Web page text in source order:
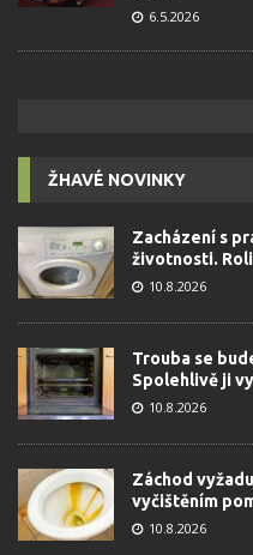
6.5.2026
ŽHAVÉ NOVINKY
Zacházení s
životnosti.
10.8.2026
Trouba se
Spolehlivě ji
10.8.2026
Záchod
vyčištěním
10.8.2026